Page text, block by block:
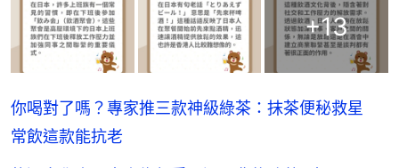
+13
你喝對了嗎？專家推三款神級綠茶：抹茶便秘救星
常飲這款能抗老